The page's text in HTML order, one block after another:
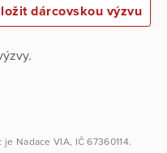
dárcovskou výzvu
je Nadace VIA, IČ 67360114.